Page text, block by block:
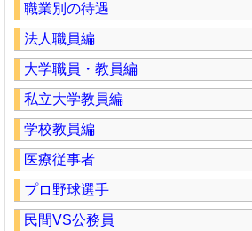
職業別の待遇
法人職員編
大学職員・教員編
私立大学教員編
学校教員編
医療従事者
プロ野球選手
民間VS公務員